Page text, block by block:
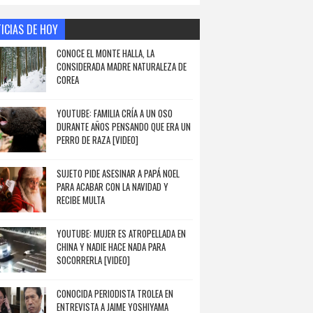
DE HOY
CONOCE EL MONTE HALLA, LA
CONSIDERADA MADRE NATURALEZA DE
COREA
YOUTUBE: FAMILIA CRÍA A UN OSO
DURANTE AÑOS PENSANDO QUE ERA UN
PERRO DE RAZA [VIDEO]
SUJETO PIDE ASESINAR A PAPÁ NOEL
PARA ACABAR CON LA NAVIDAD Y
RECIBE MULTA
YOUTUBE: MUJER ES ATROPELLADA EN
CHINA Y NADIE HACE NADA PARA
SOCORRERLA [VIDEO]
CONOCIDA PERIODISTA TROLEA EN
ENTREVISTA A JAIME YOSHIYAMA